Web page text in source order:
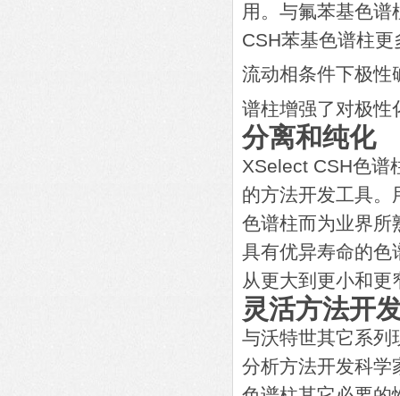
用。与氟苯基色
CSH苯基色谱柱
流动相条件下极性
谱柱增强了对极性
分离和纯化
XSelect CSH色谱
的方法开发工具。
色谱柱而为业界所
具有优异寿命的色
从更大到更小和
灵活方法开
与沃特世其它系列
分析方法开发科学